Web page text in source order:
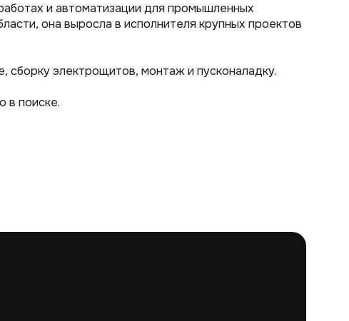
и автоматизации для промышленных
она выросла в исполнителя крупных проектов
электрощитов, монтаж и пусконаладку.
в поиске.